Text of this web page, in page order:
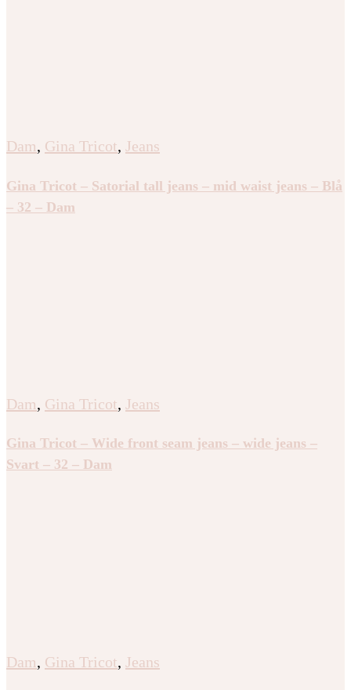
Dam, Gina Tricot, Jeans
Gina Tricot – Satorial tall jeans – mid waist jeans – Blå
– 32 – Dam
Dam, Gina Tricot, Jeans
Gina Tricot – Wide front seam jeans – wide jeans –
Svart – 32 – Dam
Dam, Gina Tricot, Jeans